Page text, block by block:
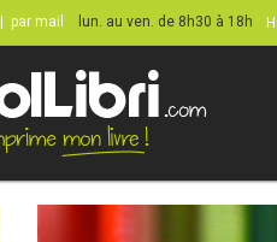
par mail lun. au ven. de 8h30 à 18h